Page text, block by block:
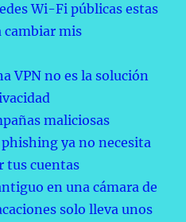
Wi-Fi públicas estas
cambiar mis
VPN no es la solución
maliciosas
ya no necesita
tus cuentas
en una cámara de
solo lleva unos